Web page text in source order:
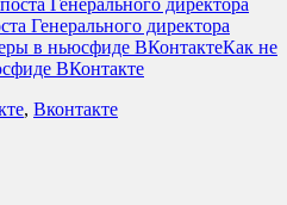
Генерального директора
Как не
ВКонтакте
, Вконтакте